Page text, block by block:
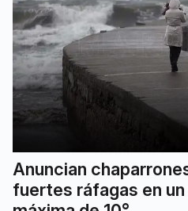
Anuncian
fuertes ráfagas en